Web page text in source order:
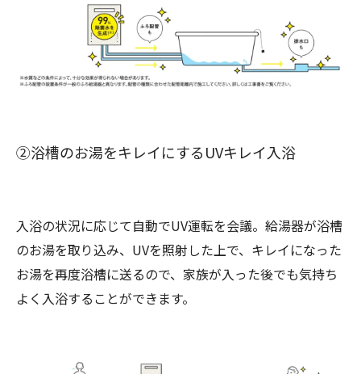
②浴槽のお湯をキレイにするUVキレイ入浴
入浴の状況に応じて自動でUV運転を会議。給湯器が浴槽
のお湯を取り込み、UVを照射した上で、キレイになった
お湯を再度浴槽に送るので、家族が入った後でも気持ち
よく入浴することができます。